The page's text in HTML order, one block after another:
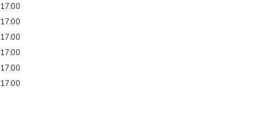
17:00
17:00
17:00
17:00
17:00
17:00